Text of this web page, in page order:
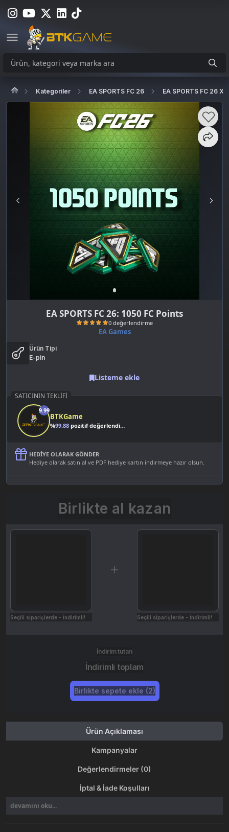
Kategoriler EA SPORTS FC 26 EA SPORTS FC 26
EA SPORTS FC 26: 1050 FC Points
EA Games
Ürün Tipi
E-pin
Listeme ekle
SATICININ TEKLIFI
9.99
BTKGame
%99.88 pozitif değerlendirme
HEDIYE OLARAK GÖNDER
Hediye olarak satın al ve PDF hediye kartın indirmeye hazır olsun.
Birlikte al kazan
Seçili siparişlerde - İndirimli! Seçili siparişlerde - İndirimli!
İndirim tutarı
İndirimli toplam
Birlikte sepete ekle (2)
Ürün Açıklaması
Kampanyalar
Değerlendirmeler (0)
İptal & İade Koşulları
devamını oku...